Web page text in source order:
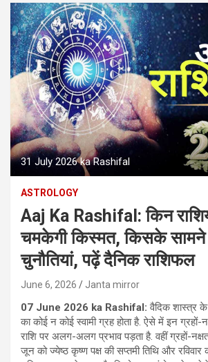
31 July 2026 ka Rashifal
ASTROLOGY
Aaj Ka Rashifal: किन
चमकेगी किस्मत, किसके
चुनौतियां, पढ़ें दैनिक राशिफल
June 6, 2026 Janta mirror
07 June 2026 ka Rashifal:वैदिक शास्‍त्र के
का कोई न कोई स्‍वामी ग्रह होता है. ऐसे में इन ग्रहों-
राशि पर अलग-अलग प्रभाव पड़ता है. वहीं ग्रहों-
जून को ज्येष्ठ कृष्ण पक्ष की सप्तमी तिथि और रविवार